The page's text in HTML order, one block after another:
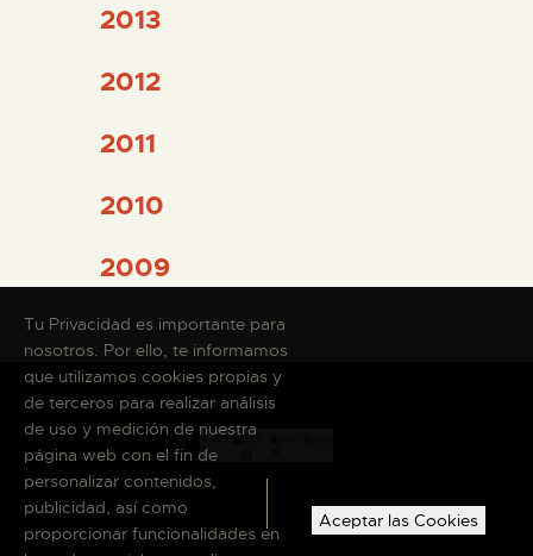
2013
2012
2011
2010
2009
Tu Privacidad es importante para
nosotros. Por ello, te informamos
que utilizamos cookies propias y
de terceros para realizar análisis
de uso y medición de nuestra
página web con el fin de
personalizar contenidos,
publicidad, así como
proporcionar funcionalidades en
Aceptar las Cookies